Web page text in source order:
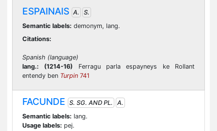
ESPAINAIS A.
S.
Semantic labels: demonym, lang.
Citations:
Spanish (language)
lang.:
(1214-16) Ferragu parla espayneys ke Rollant
entendy ben Turpin 741
FACUNDE S. SG. AND PL.
A.
Semantic labels: lang.
Usage labels: pej.